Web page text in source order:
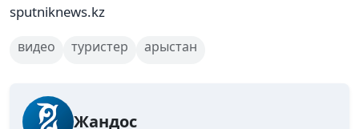
sputniknews.kz
видео туристер арыстан
Жандос